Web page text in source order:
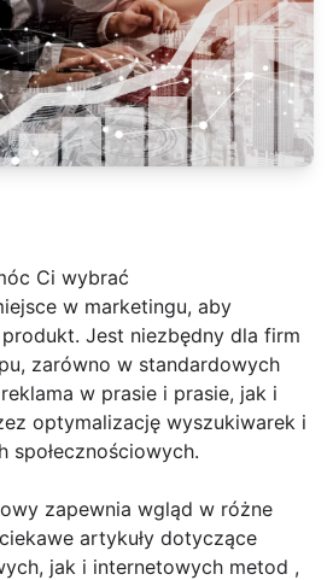
Ci wybrać
w marketingu, aby
Jest niezbędny dla firm
zarówno w standardowych
w prasie i prasie, jak i
optymalizację wyszukiwarek i
społecznościowych.
zapewnia wgląd w różne
artykuły dotyczące
jak i internetowych metod ,